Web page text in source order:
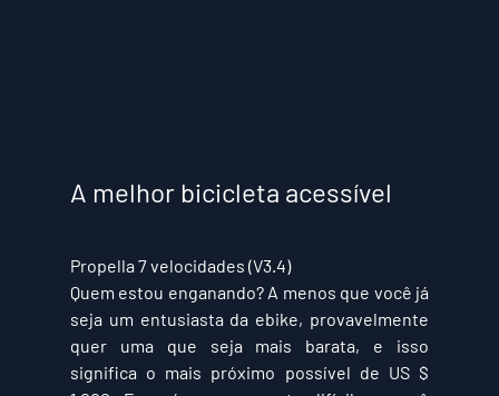
A melhor bicicleta acessível
Propella 7 velocidades (V3.4)
Quem estou enganando? A menos que você já
seja um entusiasta da ebike, provavelmente
quer uma que seja mais barata, e isso
significa o mais próximo possível de US $